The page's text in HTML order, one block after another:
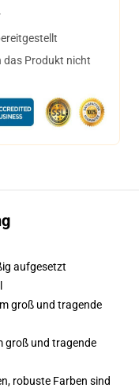
das Produkt nicht
aufgesetzt
groß und tragende
groß und tragende
robuste Farben sind